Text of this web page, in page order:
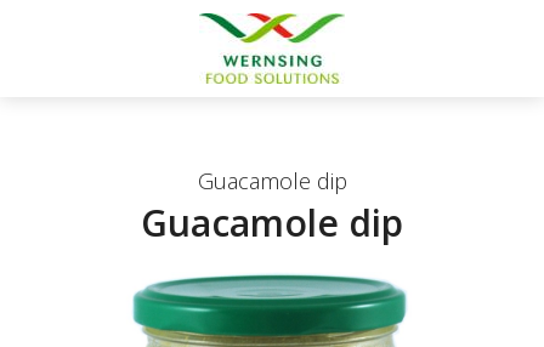
Guacamole dip
Guacamole dip